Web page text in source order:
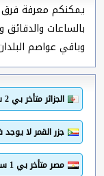
يمكنكم معرفة
بالساعات والدقائق
وباقي عواصم
الجزائر متأخر بي 2 ساعات
جزر القمر لا يوجد
مصر متأخر بي 1 ساعات